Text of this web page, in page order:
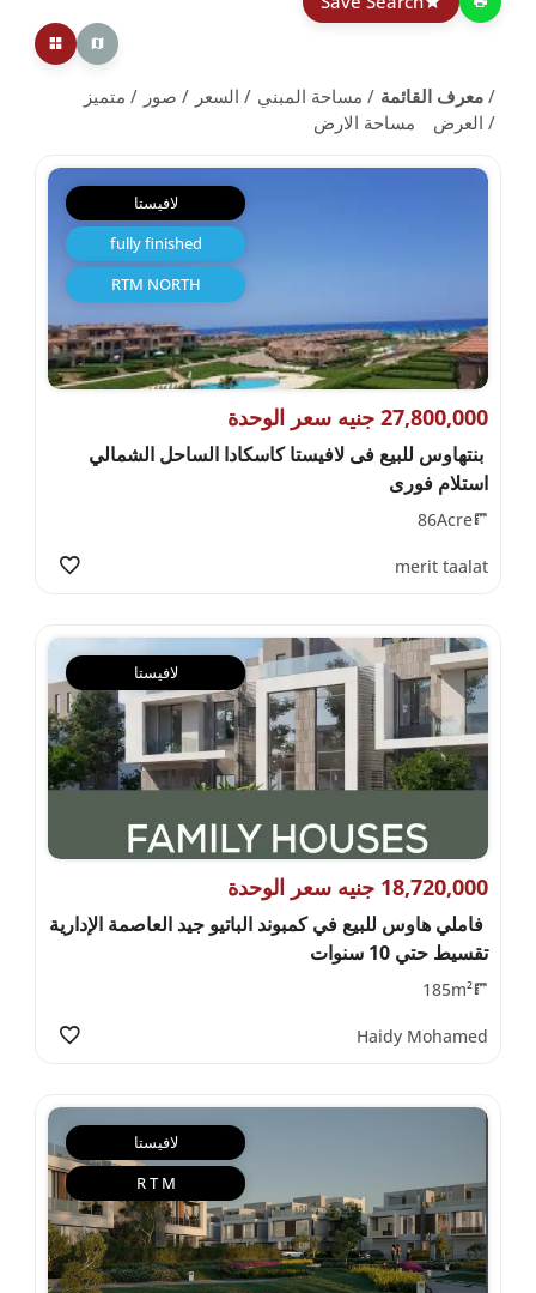
معرف القائمة مساحة المبني السعر صور
متميز
العرض
مساحة الارض
لافيستا
fully finished
RTM NORTH
27,800,000 جنيه سعر الوحدة
بنتهاوس للبيع فى لافيستا كاسكادا الساحل الشمالي
استلام فورى
86Acre
merit taalat
لافيستا
18,720,000 جنيه سعر الوحدة
فاملي هاوس للبيع في كمبوند الباتيو جيد العاصمة الإدارية
تقسيط حتي 10 سنوات
185m²
Haidy Mohamed
لافيستا
R T M